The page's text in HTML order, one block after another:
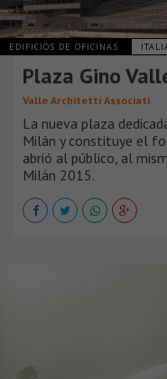
EDIFICIOS DE OFICINAS
Plaza Gino
Valle Architetti Associati
La nueva plaza
Milán y constituye el
abrió al público, al
Milán 2015.